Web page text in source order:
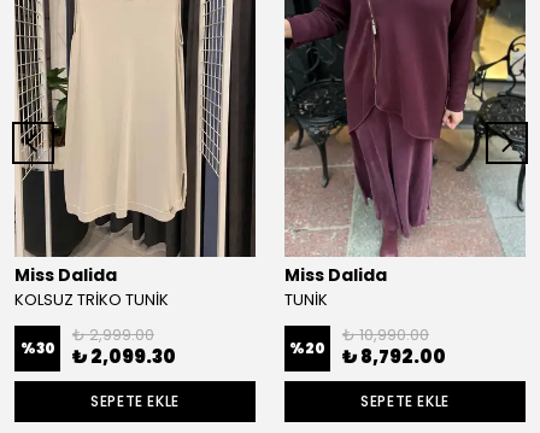
Miss Dalida
KOLSUZ TRİKO TUNİK
%30
₺ 2,999.00
₺ 2,099.30
SEPETE EKLE
Miss Dalida
TUNİK
%20
₺ 10,990.00
₺ 8,792.00
SEPETE EKLE